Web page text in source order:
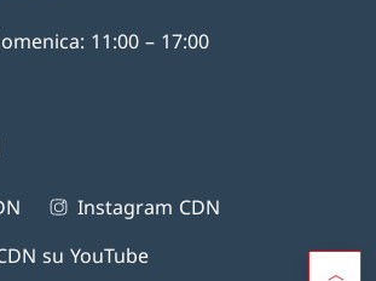
11:00 – 17:00
Instagram CDN
su YouTube